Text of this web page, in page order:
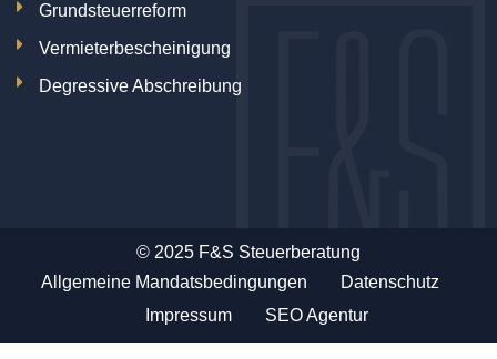
Grundsteuerreform
Vermieterbescheinigung
Degressive Abschreibung
© 2025 F&S Steuerberatung
Allgemeine Mandatsbedingungen
Datenschutz
Impressum
SEO Agentur